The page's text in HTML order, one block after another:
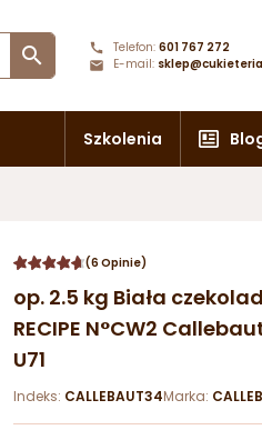
 Telefon: 601 767 272
E-mail:
Szkolenia
(6 Opinie)
op. 2.5 kg Biała
RECIPE N°CW2
U71
Indeks: CALLEBAUT34Marka: